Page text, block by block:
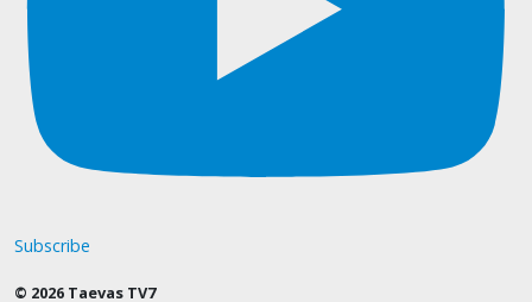
Subscribe
© 2026 Taevas TV7